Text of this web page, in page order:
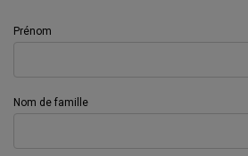
Prénom
Nom de famille